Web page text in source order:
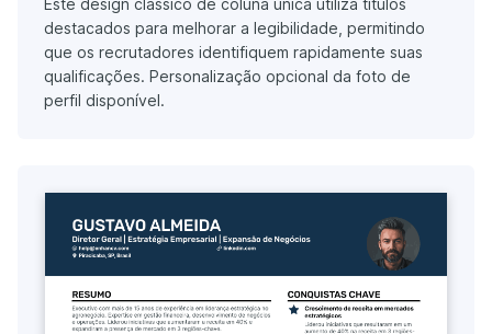
destacados para melhorar a legibilidade, permitindo
que os recrutadores identifiquem rapidamente suas
qualificações. Personalização opcional da foto de
perfil disponível.